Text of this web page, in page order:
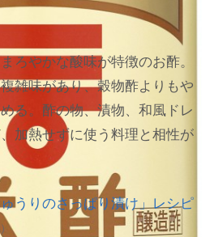
ろやかな酸味が特徴のお酢。
複雑味があり、穀物酢よりも
る。酢の物、漬物、和風ドレ
加熱せずに使う料理と相性が
りのさっぱり漬け」レシピ